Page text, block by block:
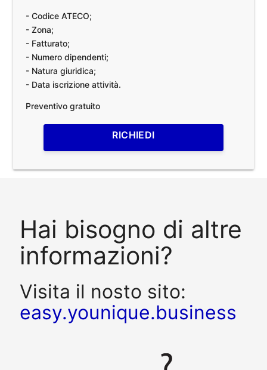
- Codice ATECO;
- Zona;
- Fatturato;
- Numero dipendenti;
- Natura giuridica;
- Data iscrizione attività.
Preventivo gratuito
RICHIEDI
Hai bisogno di altre
informazioni?
Visita il nosto sito:
easy.younique.business